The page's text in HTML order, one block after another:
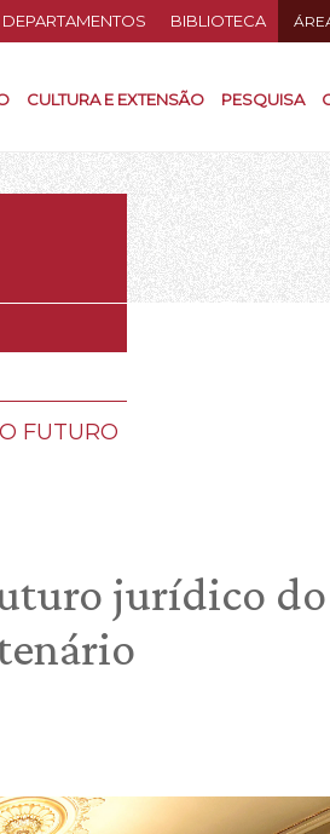
DEPARTAMENTOS BIBLIOTECA
CULTURA E EXTENSÃO PESQUISA
FUTURO
jurídico